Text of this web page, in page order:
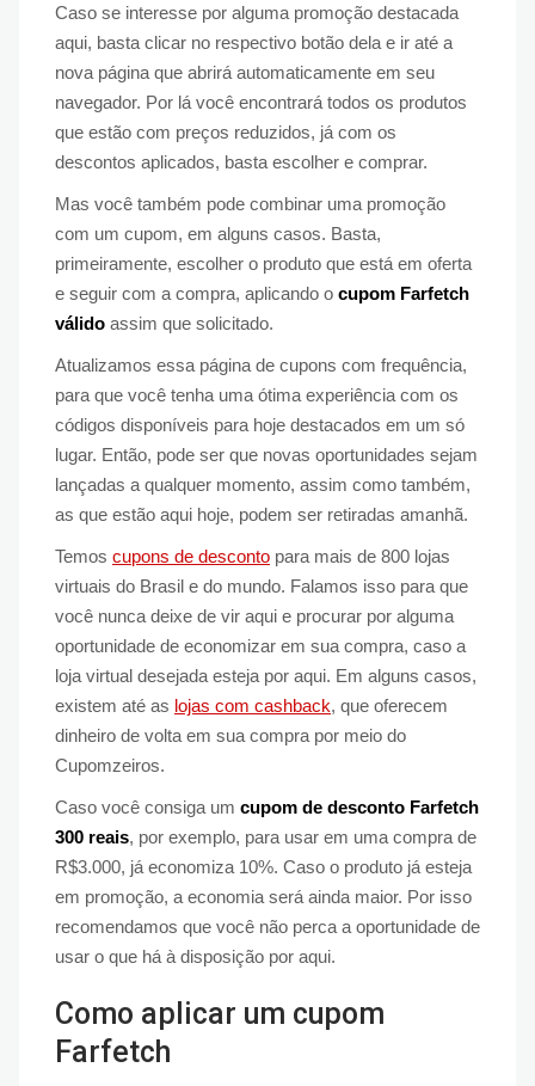
Caso se interesse por alguma promoção destacada
aqui, basta clicar no respectivo botão dela e ir até a
nova página que abrirá automaticamente em seu
navegador. Por lá você encontrará todos os produtos
que estão com preços reduzidos, já com os
descontos aplicados, basta escolher e comprar.
Mas você também pode combinar uma promoção
com um cupom, em alguns casos. Basta,
primeiramente, escolher o produto que está em oferta
e seguir com a compra, aplicando o cupom Farfetch
válido assim que solicitado.
Atualizamos essa página de cupons com frequência,
para que você tenha uma ótima experiência com os
códigos disponíveis para hoje destacados em um só
lugar. Então, pode ser que novas oportunidades sejam
lançadas a qualquer momento, assim como também,
as que estão aqui hoje, podem ser retiradas amanhã.
Temos cupons de desconto para mais de 800 lojas
virtuais do Brasil e do mundo. Falamos isso para que
você nunca deixe de vir aqui e procurar por alguma
oportunidade de economizar em sua compra, caso a
loja virtual desejada esteja por aqui. Em alguns casos,
existem até as lojas com cashback, que oferecem
dinheiro de volta em sua compra por meio do
Cupomzeiros.
Caso você consiga um cupom de desconto Farfetch
300 reais, por exemplo, para usar em uma compra de
R$3.000, já economiza 10%. Caso o produto já esteja
em promoção, a economia será ainda maior. Por isso
recomendamos que você não perca a oportunidade de
usar o que há à disposição por aqui.
Como aplicar um cupom
Farfetch